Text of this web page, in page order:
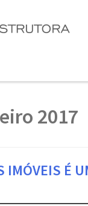
2017
IMÓVEIS É